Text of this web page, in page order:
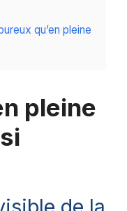
qu’en pleine
pleine